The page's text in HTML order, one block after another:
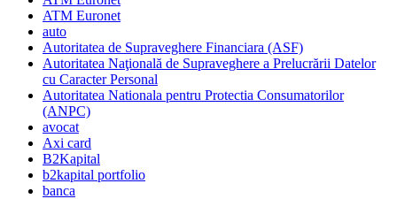
ATM Euronet
auto
Autoritatea de Supraveghere Financiara (ASF)
Autoritatea Naţională de Supraveghere a Prelucrării Datelor
cu Caracter Personal
Autoritatea Nationala pentru Protectia Consumatorilor
(ANPC)
avocat
Axi card
B2Kapital
b2kapital portfolio
banca